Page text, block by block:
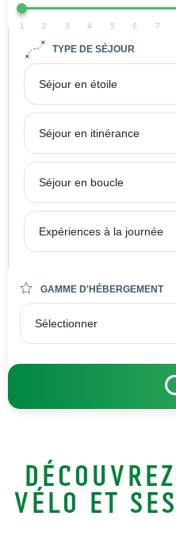
1 2 3 4 5 6 7
TYPE DE SÉJOUR
Séjour en étoile
Séjour en itinérance
Séjour en boucle
Expériences à la journée
GAMME D'HÉBERGEMENT
Sélectionner
VÉLO ET